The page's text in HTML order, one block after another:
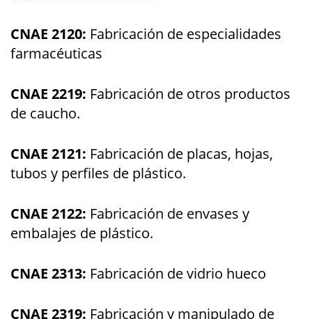
CNAE 2120: Fabricación de especialidades
farmacéuticas
CNAE 2219: Fabricación de otros productos
de caucho.
CNAE 2121: Fabricación de placas, hojas,
tubos y perfiles de plástico.
CNAE 2122: Fabricación de envases y
embalajes de plástico.
CNAE 2313: Fabricación de vidrio hueco
CNAE 2319: Fabricación y manipulado de